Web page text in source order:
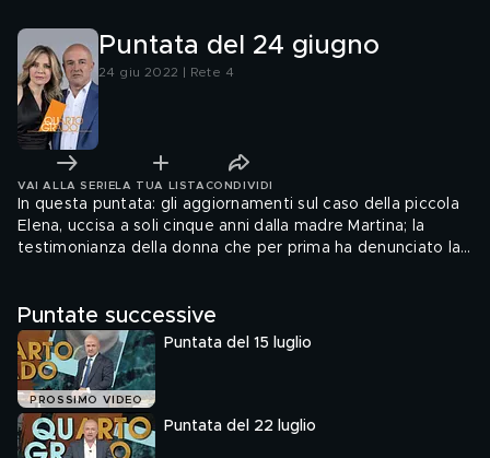
Puntata del 24 giugno
24 giu 2022 | Rete 4
VAI ALLA SERIE LA TUA LISTA CONDIVIDI
In questa puntata: gli aggiornamenti sul caso della piccola
Elena, uccisa a soli cinque anni dalla madre Martina; la
testimonianza della donna che per prima ha denunciato la
Resinovich e la clamorosa svolta nel caso della morte di
Gigi Bici.
Puntate successive
PROSSIMO VIDEO
Puntata del 15 luglio
Puntata del 22 luglio